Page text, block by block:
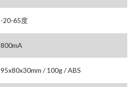
-20-65度
800mA
95x80x30mm / 100g / ABS